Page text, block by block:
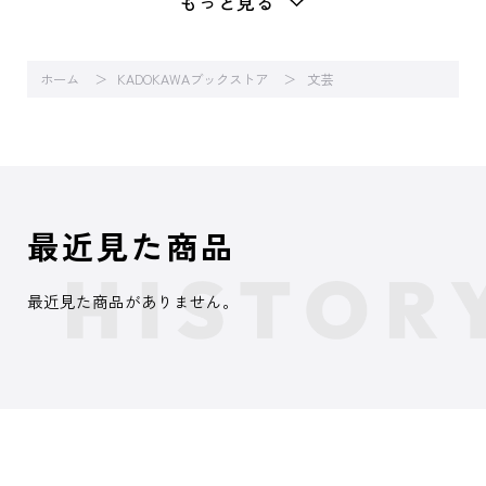
ホーム KADOKAWAブックストア 文芸
最近見た商品
最近見た商品がありません。